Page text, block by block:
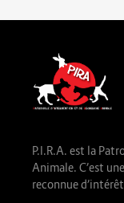
P.I.R.A. est la
Animale. C’est
reconnue